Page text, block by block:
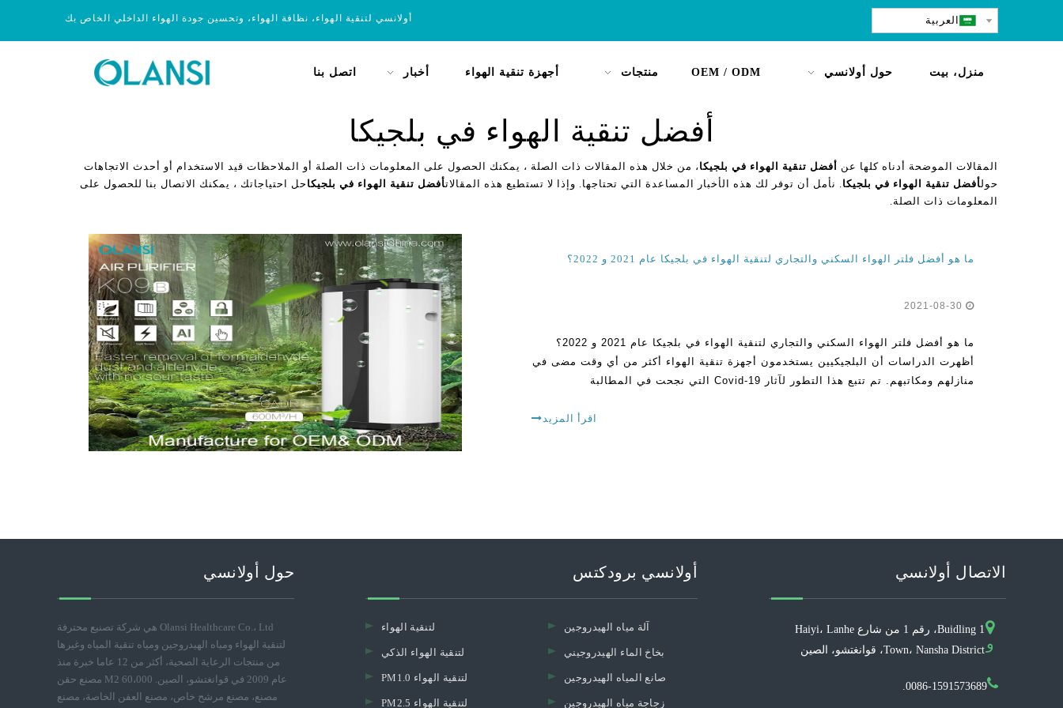
أولانسي لتنقية الهواء، نظافة الهواء، وتحسين جودة الهواء الداخلي الخاص بك العربية
منزل، بيت حول أولانسي OEM / ODM منتجات أجهزة تنقية الهواء أخبار اتصل بنا
أفضل تنقية الهواء في بلجيكا
المقالات الموضحة أدناه كلها عن أفضل تنقية الهواء في بلجيكا ، من خلال هذه المقالات ذات الصلة ، يمكنك الحصول على المعلومات ذات الصلة أو الملاحظات قيد الاستخدام أو أحدث الاتجاهات
حولأفضل تنقية الهواء في بلجيكا. نأمل أن توفر لك هذه الأخبار المساعدة التي تحتاجها. وإذا لا تستطيع هذه المقالاتأفضل تنقية الهواء في بلجيكا حل احتياجاتك ، يمكنك الاتصال بنا للحصول على
المعلومات ذات الصلة.
ما هو أفضل فلتر الهواء السكني والتجاري لتنقية الهواء في بلجيكا عام 2021 و 2022؟
ما هو أفضل فلتر الهواء السكني والتجاري لتنقية الهواء في بلجيكا عام 2021 و 2022؟
أظهرت الدراسات أن البلجيكيين يستخدمون أجهزة تنقية الهواء أكثر من أي وقت مضى في
منازلهم ومكاتبهم. تم تتبع هذا التطور لآثار Covid-19 التي نجحت في المطالبة
اقرأ المزيد
حول أولانسي
Olansi Healthcare Co.، Ltd هي شركة تصنيع محترفة
لتنقية الهواء ومياه الهيدروجين ومياه تنقية المياه وغيرها
من منتجات الرعاية الصحية، أكثر من 12 عاما خبرة منذ
عام 2009 في قوانغتشو، الصين. 60،000 M2 مصنع حقن
مصنع، مصنع مرشح خاص، مصنع العفن الخاصة، مصنع
أولانسي برودكتس
لتنقية الهواء
لتنقية الهواء الذكي
PM1.0 لتنقية الهواء
PM2.5 لتنقية الهواء
آلة مياه الهيدروجين
بخاخ الماء الهيدروجيني
صانع المياه الهيدروجين
زجاجة مياه الهيدروجين
الاتصال أولانسي
و
Buidling 1، رقم 1 من شارع Haiyi، Lanhe
Town، Nansha District، قوانغتشو، الصين
0086-1591573689.